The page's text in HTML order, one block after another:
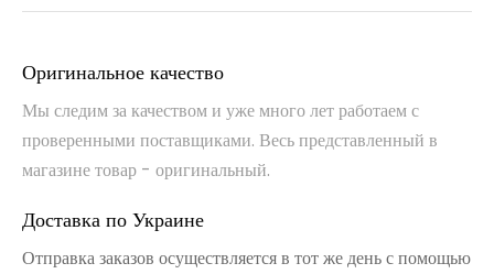
Оригинальное качество
Мы следим за качеством и уже много лет работаем с
проверенными поставщиками. Весь представленный в
магазине товар - оригинальный.
Доставка по Украине
Отправка заказов осуществляется в тот же день с помощью